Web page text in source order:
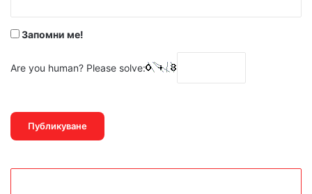
Запомни ме!
Are you human? Please solve: